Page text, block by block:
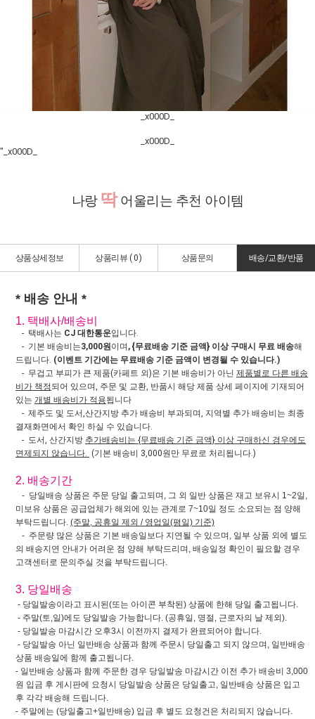
_x000D_
_x000D_
"_x000D_
나랑 딱어울리는 추천 아이템
상품상세정보 상품리뷰 ( 0) 상품문의 배송/교환/반품
* 배송 안내 *
1. 택배사/배송비
- 택배사는 CJ 대한통운입니다.
- 기본 배송비는3,000원이며 , {무료배송 기준 금액} 이상 구매시 무료 배송해
드립니다. (이벤트 기간에는 무료배송 기준 금액이 변경될 수 있습니다.)
- 무겁고 부피가 큰 제품(카페트 외)은 기본 배송비가 아닌 제품별로 다른 배송
비가 책정되어 있으며, 주문 및 교환, 반품시 해당 제품 상세 페이지에 기재되어
있는 개별 배송비가 적용됩니다
- 제주도 및 도서,산간지방 추가 배송비 부과되며, 지역별 추가 배송비는 최종
결재화면에서 확인 하실 수 있습니다.
- 도서, 산간지방 추가배송비는 {무료배송 기준 금액} 이상 구매하신 경우에도
면제되지 않습니다. (기본 배송비 3,000원만 무료로 처리됩니다.)
2. 배송기간
- 당일배송 상품은 주문 당일 출고되며, 그 외 일반 상품은 재고 보유시 1~2일,
미보유 상품은 공급업체가 해외에 있는 관계로 7~10일 정도 소요되는 점 양해
부탁드립니다. (주말, 공휴일 제외 / 영업일(평일) 기준)
- 주문량 많은 상품은 기본 배송일보다 지연될 수 있으며, 일부 상품 외에 별도
의 배송지연 안내가 어려운 점 양해 부탁드리며, 배송일정 확인이 필요할 경우
고객센터로 문의주실 것을 부탁드립니다.
3. 당일배송
- 당일발송이라고 표시된(또는 아이콘 부착된) 상품에 한해 당일 출고됩니다.
- 주말(토,일)에도 당일발송 가능합니다. (공휴일, 명절, 근로자의 날 제외).
- 당일발송 마감시간 오후3시 이전까지 결제가 완료되어야 합니다.
- 당일발송 아닌 일반배송 상품과 함께 주문시 당일출고 되지 않으며, 일반배송
상품 배송일에 함께 출고됩니다.
- 일반배송 상품과 함께 주문한 경우 당일발송 마감시간 이전 추가 배송비 3,000
원 입금 후 게시판에 요청시 당일발송 상품은 당일출고, 일반배송 상품은 입고
후 각각 배송해 드립니다.
- 주말에는 (당일출고+일반배송) 입금 후 별도 요청건은 처리되지 않습니다.